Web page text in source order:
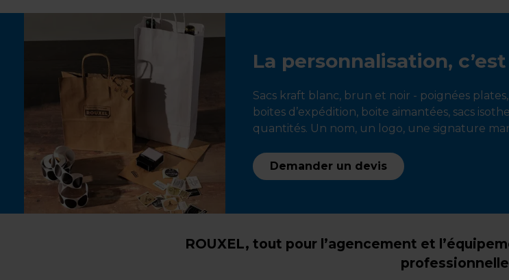
La personnalisation,
Sacs kraft blanc, brun et noir - poignées
boites d’expédition, boite aimantées, sacs
quantités. Un nom, un logo, une signature
Demander un devis
ROUXEL, tout pour l’agencement et